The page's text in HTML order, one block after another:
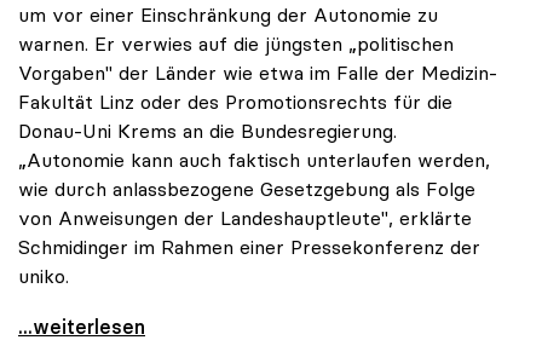
um vor einer Einschränkung der Autonomie zu
warnen. Er verwies auf die jüngsten „politischen
Vorgaben" der Länder wie etwa im Falle der Medizin-
Fakultät Linz oder des Promotionsrechts für die
Donau-Uni Krems an die Bundesregierung.
„Autonomie kann auch faktisch unterlaufen werden,
wie durch anlassbezogene Gesetzgebung als Folge
von Anweisungen der Landeshauptleute", erklärte
Schmidinger im Rahmen einer Pressekonferenz der
uniko.
Schmidinger warnt vor Einschränkungen der
...weiterlesen